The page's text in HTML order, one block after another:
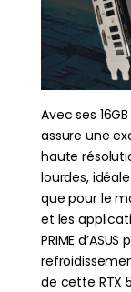
Avec ses
assure une
haute
lourdes,
que pour le
et les
PRIME
de cette RTX